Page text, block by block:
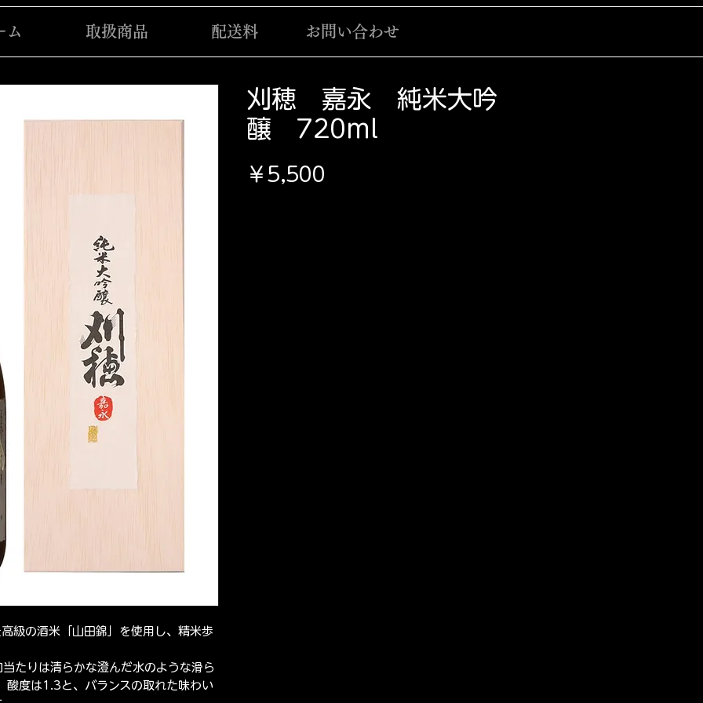
ム 取扱商品 配送料 お問い合わせ
級の酒米「山田錦」を使用し、精米歩
たりは清らかな澄んだ水のような滑ら
酸度は1.3と、バランスの取れた味わい
刈穂 嘉永 純米大吟
醸 720ml
￥5,500